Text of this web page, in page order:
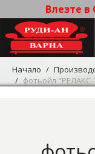
Влезте в
Начало
фотьойл "РЕЛАКС-